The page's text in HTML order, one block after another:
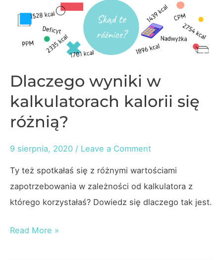
spotkaniach
rodzinnych
będąc
na
diecie?
Dlaczego wyniki w
kalkulatorach kalorii się
różnią?
9 sierpnia, 2020 / Leave a Comment
Ty też spotkałaś się z różnymi wartościami
zapotrzebowania w zależności od kalkulatora z
którego korzystałaś? Dowiedz się dlaczego tak jest.
Dlaczego
Read More »